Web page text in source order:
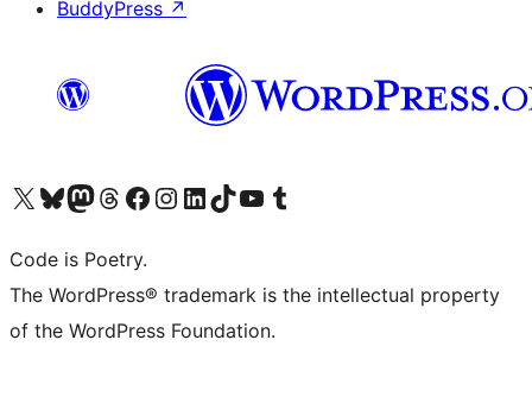
BuddyPress ↗
Visita il nostro account X (ex Twitter)
Visita il nostro account Bluesky
Visita il nostro account Mastodon
Visita il nostro account Threads
Visita la nostra pagina Facebook
Visita il nostro account Instagram
Visita il nostro account LinkedIn
Visita il nostro account TikTok
Visita il nostro canale YouTube
Visita il nostro account Tumblr
Code is Poetry.
The WordPress® trademark is the intellectual property
of the WordPress Foundation.